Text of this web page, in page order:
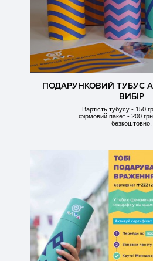
ПОДАРУНКОВИЙ ТУБУС
ВИБІР
Вартість тубусу - 150
фірмовий пакет - 200
безкоштовно.